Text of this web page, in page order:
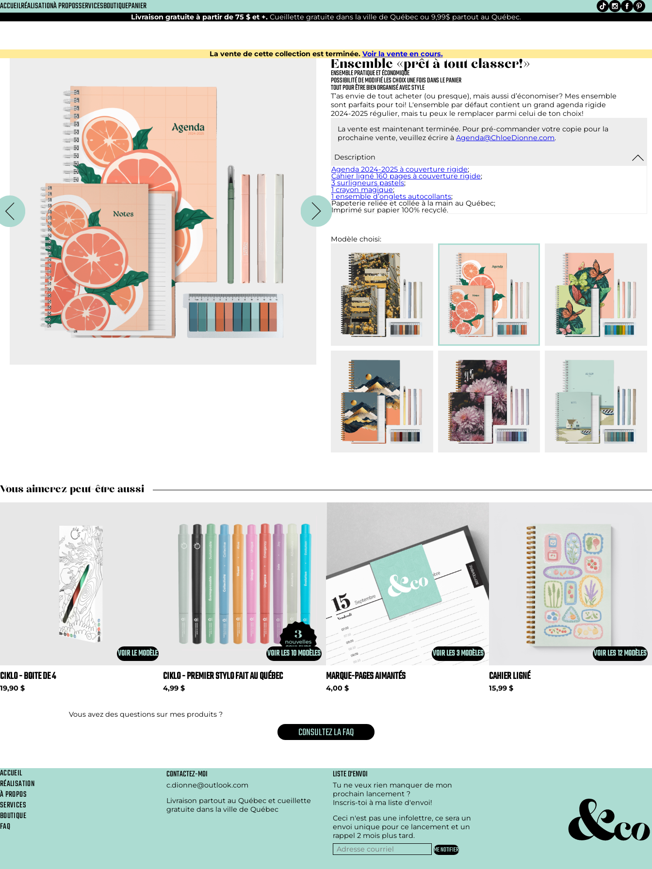
ACCUEILRÉALISATIONÀ PROPOSSERVICESBOUTIQUEPANIER
Livraison gratuite à partir de 75 $ et +. Cueillette gratuite dans la ville de Québec ou 9,99$ partout au Québec.
La vente de cette collection est terminée. Voir la vente en cours.
Ensemble «prêt à tout classer!»
ENSEMBLE PRATIQUE ET ÉCONOMIQUE
POSSIBILITÉ DE MODIFIÉ LES CHOIX UNE FOIS DANS LE PANIER
TOUT POUR ÊTRE BIEN ORGANISÉ AVEC STYLE
T’as envie de tout acheter (ou presque), mais aussi d’économiser? Mes ensemble
sont parfaits pour toi! L'ensemble par défaut contient un grand agenda rigide
2024-2025 régulier, mais tu peux le remplacer parmi celui de ton choix!
La vente est maintenant terminée. Pour pré-commander votre copie pour la
prochaine vente, veuillez écrire àAgenda@ChloeDionne.com.
Description
Agenda 2024-2025 à couverture rigide;
Cahier ligné 160 pages à couverture rigide;
3 surligneurs pastels;
1 crayon magique;
1 ensemble d’onglets autocollants;
Papeterie reliée et collée à la main au Québec;
Imprimé sur papier 100% recyclé.
Modèle choisi:
Vous aimerez peut-être aussi
VOIR LE MODÈLE
CIKLO - BOITE DE 4
19,90 $
VOIR LES 10 MODÈLES
CIKLO - PREMIER STYLO FAIT AU QUÉBEC
4,99 $
VOIR LES 3 MODÈLES
MARQUE-PAGES AIMANTÉS
4,00 $
VOIR LES 12 MODÈLES
CAHIER LIGNÉ
15,99 $
Vous avez des questions sur mes produits ?
CONSULTEZ LA FAQ
ACCUEIL
RÉALISATION
À PROPOS
SERVICES
BOUTIQUE
FAQ
CONTACTEZ-MOI
c.dionne@outlook.com
Livraison partout au Québec et cueillette
gratuite dans la ville de Québec
LISTE D'ENVOI
Tu ne veux rien manquer de mon
prochain lancement ?
Inscris-toi à ma liste d'envoi!
Ceci n'est pas une infolettre, ce sera un
envoi unique pour ce lancement et un
rappel 2 mois plus tard.